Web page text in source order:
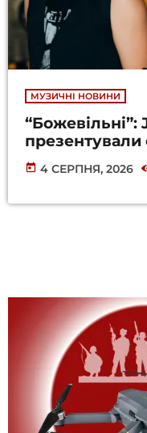
МУЗИЧНІ НОВИНИ
презентували
today 4 СЕРПНЯ, 2026